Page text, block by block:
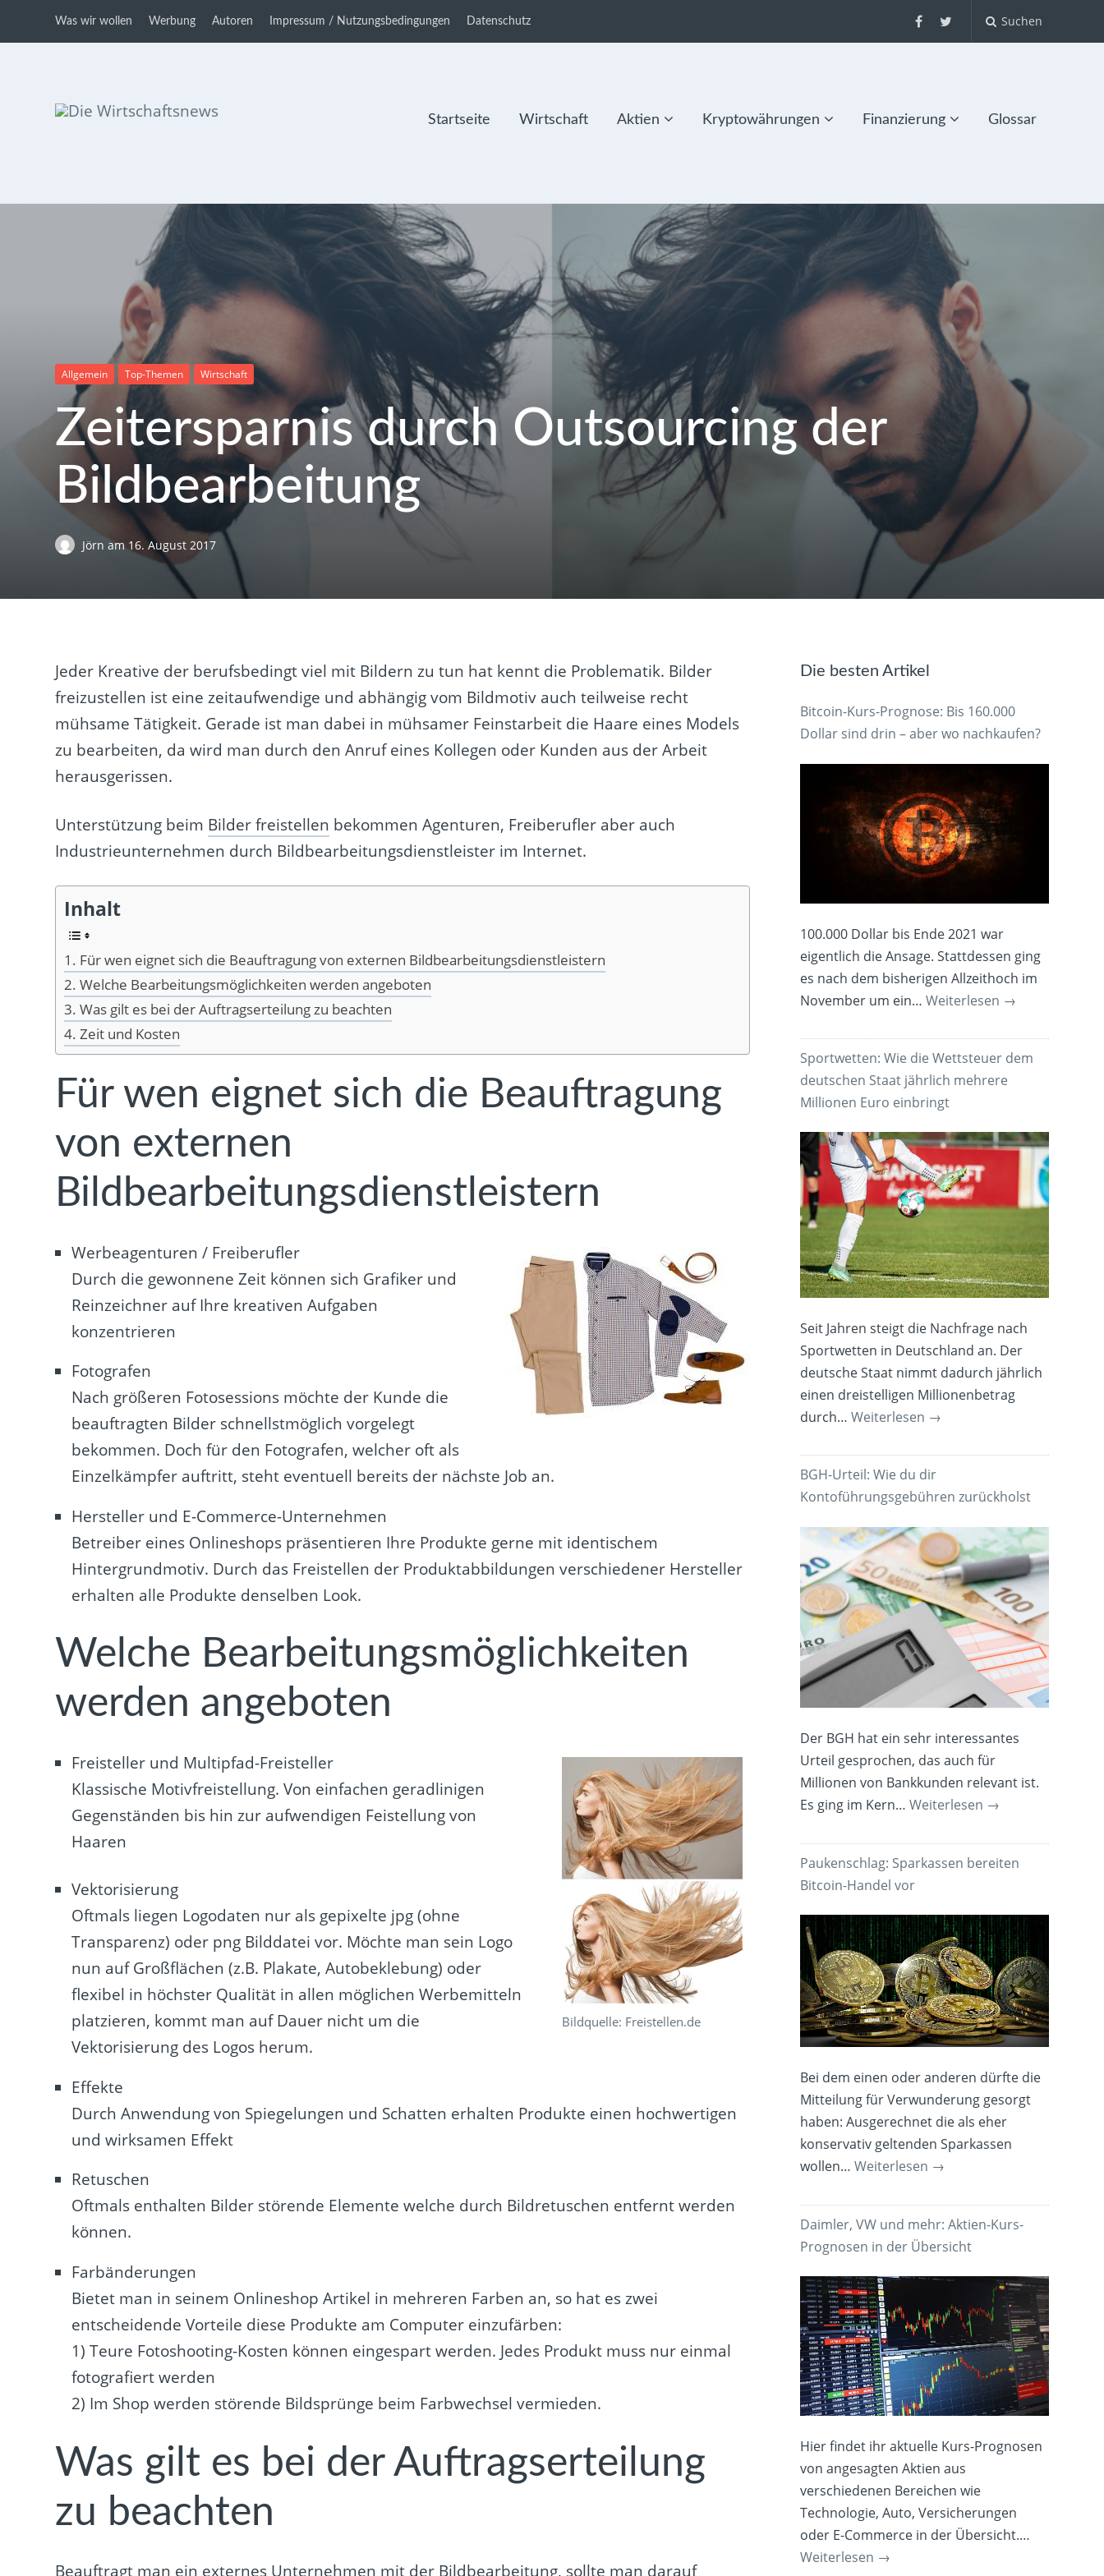
Was wir wollen Werbung Autoren Impressum / Nutzungsbedingungen Datenschutz Suchen
Startseite Wirtschaft Aktien Kryptowährungen Finanzierung Glossar
Allgemein Top-Themen Wirtschaft
Zeitersparnis durch Outsourcing der
Bildbearbeitung
Jörnam 16. August 2017
Jeder Kreative der berufsbedingt viel mit Bildern zu tun hat kennt die Problematik. Bilder
freizustellen ist eine zeitaufwendige und abhängig vom Bildmotiv auch teilweise recht
mühsame Tätigkeit. Gerade ist man dabei in mühsamer Feinstarbeit die Haare eines Models
zu bearbeiten, da wird man durch den Anruf eines Kollegen oder Kunden aus der Arbeit
herausgerissen.
Unterstützung beim Bilder freistellen bekommen Agenturen, Freiberufler aber auch
Industrieunternehmen durch Bildbearbeitungsdienstleister im Internet.
Inhalt
Für wen eignet sich die Beauftragung von externen Bildbearbeitungsdienstleistern
Welche Bearbeitungsmöglichkeiten werden angeboten
Was gilt es bei der Auftragserteilung zu beachten
Zeit und Kosten
Für wen eignet sich die Beauftragung
von externen
Bildbearbeitungsdienstleistern
Werbeagenturen / Freiberufler
Durch die gewonnene Zeit können sich Grafiker und
Reinzeichner auf Ihre kreativen Aufgaben
konzentrieren
Fotografen
Nach größeren Fotosessions möchte der Kunde die
beauftragten Bilder schnellstmöglich vorgelegt
bekommen. Doch für den Fotografen, welcher oft als
Einzelkämpfer auftritt, steht eventuell bereits der nächste Job an.
Hersteller und E-Commerce-Unternehmen
Betreiber eines Onlineshops präsentieren Ihre Produkte gerne mit identischem
Hintergrundmotiv. Durch das Freistellen der Produktabbildungen verschiedener Hersteller
erhalten alle Produkte denselben Look.
Welche Bearbeitungsmöglichkeiten
werden angeboten
Bildquelle: Freistellen.de
Freisteller und Multipfad-Freisteller
Klassische Motivfreistellung. Von einfachen geradlinigen
Gegenständen bis hin zur aufwendigen Feistellung von
Haaren
Vektorisierung
Oftmals liegen Logodaten nur als gepixelte jpg (ohne
Transparenz) oder png Bilddatei vor. Möchte man sein Logo
nun auf Großflächen (z.B. Plakate, Autobeklebung) oder
flexibel in höchster Qualität in allen möglichen Werbemitteln
platzieren, kommt man auf Dauer nicht um die
Vektorisierung des Logos herum.
Effekte
Durch Anwendung von Spiegelungen und Schatten erhalten Produkte einen hochwertigen
und wirksamen Effekt
Retuschen
Oftmals enthalten Bilder störende Elemente welche durch Bildretuschen entfernt werden
können.
Farbänderungen
Bietet man in seinem Onlineshop Artikel in mehreren Farben an, so hat es zwei
entscheidende Vorteile diese Produkte am Computer einzufärben:
1) Teure Fotoshooting-Kosten können eingespart werden. Jedes Produkt muss nur einmal
fotografiert werden
2) Im Shop werden störende Bildsprünge beim Farbwechsel vermieden.
Was gilt es bei der Auftragserteilung
zu beachten
Beauftragt man ein externes Unternehmen mit der Bildbearbeitung, sollte man darauf
Die besten Artikel
Bitcoin-Kurs-Prognose: Bis 160.000
Dollar sind drin – aber wo nachkaufen?
100.000 Dollar bis Ende 2021 war
eigentlich die Ansage. Stattdessen ging
es nach dem bisherigen Allzeithoch im
November um ein…Weiterlesen →
Sportwetten: Wie die Wettsteuer dem
deutschen Staat jährlich mehrere
Millionen Euro einbringt
Seit Jahren steigt die Nachfrage nach
Sportwetten in Deutschland an. Der
deutsche Staat nimmt dadurch jährlich
einen dreistelligen Millionenbetrag
durch…Weiterlesen →
BGH-Urteil: Wie du dir
Kontoführungsgebühren zurückholst
Der BGH hat ein sehr interessantes
Urteil gesprochen, das auch für
Millionen von Bankkunden relevant ist.
Es ging im Kern…Weiterlesen →
Paukenschlag: Sparkassen bereiten
Bitcoin-Handel vor
Bei dem einen oder anderen dürfte die
Mitteilung für Verwunderung gesorgt
haben: Ausgerechnet die als eher
konservativ geltenden Sparkassen
wollen…Weiterlesen →
Daimler, VW und mehr: Aktien-Kurs-
Prognosen in der Übersicht
Hier findet ihr aktuelle Kurs-Prognosen
von angesagten Aktien aus
verschiedenen Bereichen wie
Technologie, Auto, Versicherungen
oder E-Commerce in der Übersicht.…
Weiterlesen →